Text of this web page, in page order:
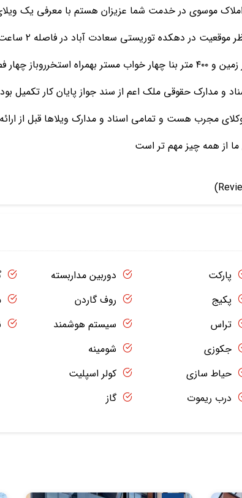
موسوی در خدمت شما عزیزان هستم با معرفی یک
شهر تهران این ویلا دارای ۴۰۰ متر زمین و ۴۰۰ متر بنا چهار خواب مستر بهمراه
و مدارک حقوقی ملک اعم از سند جواز پایان کار تکمیل
مجرب هست و تمامی اسناد و مدارک ویلاها قبل از
از همه چیز مهم تر است
پارکت
پکیج
تراس
جکوزی
حیاط سازی
درب ریموت
دوربین مداربسته
روف گاردن
سیستم هوشمند
شومینه
کولر اسپلیت
گاز